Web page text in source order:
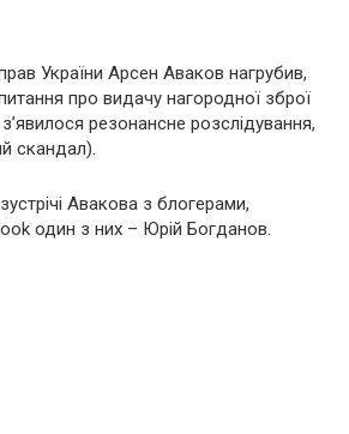
України Арсен Аваков нагрубив,
про видачу нагородної зброї
резонансне розслідування,
скандал).
Авакова з блогерами,
один з них – Юрій Богданов.